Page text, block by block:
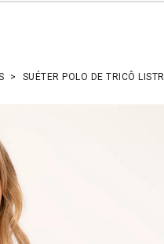
SUÉTER POLO DE TRICÔ